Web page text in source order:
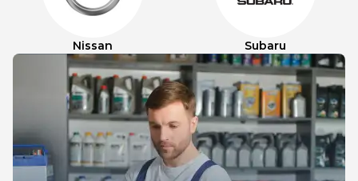
Nissan Subaru